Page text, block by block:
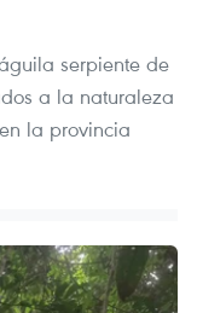
serpiente de
a la naturaleza
la provincia